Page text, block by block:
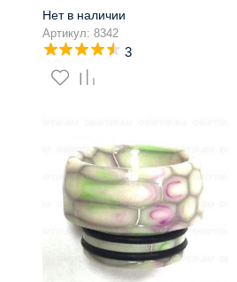
Нет в наличии
Артикул: 8342
3